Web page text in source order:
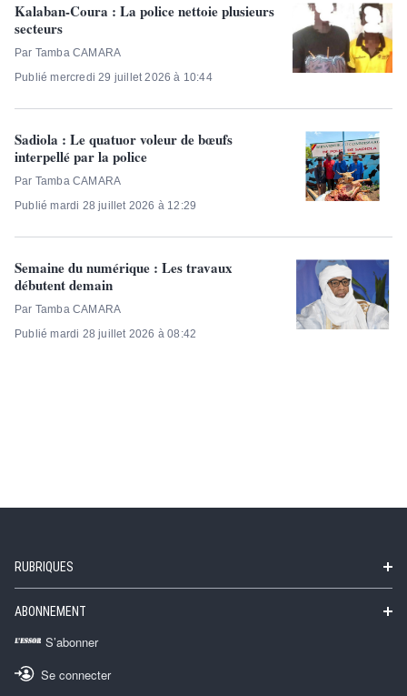
Kalaban-Coura : La police nettoie plusieurs
secteurs
Par Tamba CAMARA
Publié mercredi 29 juillet 2026 à 10:44
Sadiola : Le quatuor voleur de bœufs
interpellé par la police
Par Tamba CAMARA
Publié mardi 28 juillet 2026 à 12:29
Semaine du numérique : Les travaux
débutent demain
Par Tamba CAMARA
Publié mardi 28 juillet 2026 à 08:42
RUBRIQUES
ABONNEMENT
S’abonner
Se connecter